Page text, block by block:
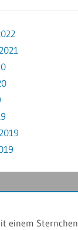
einem Sternchen